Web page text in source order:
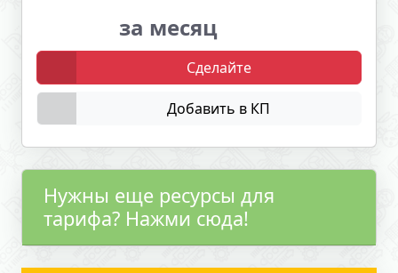
за месяц
Сделайте
Добавить в КП
Нужны еще ресурсы для
тарифа? Нажми сюда!